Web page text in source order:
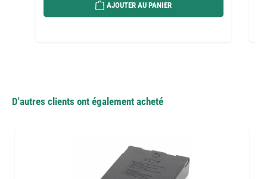
AJOUTER AU PANIER
D'autres clients ont également acheté